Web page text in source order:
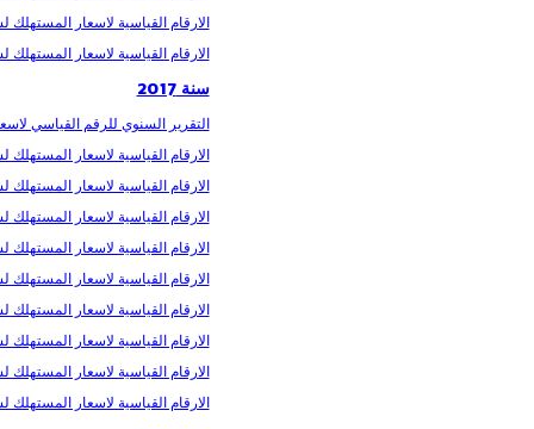
الارقام القياسية لاسعار المستهلك
الارقام القياسية لاسعار المستهلك
سنة 2017
التقرير السنوي للرقم القياسي
الارقام القياسية لاسعار المستهلك
الارقام القياسية لاسعار المستهلك
الارقام القياسية لاسعار المستهلك
الارقام القياسية لاسعار المستهلك
الارقام القياسية لاسعار المستهلك
الارقام القياسية لاسعار المستهلك
الارقام القياسية لاسعار المستهلك
الارقام القياسية لاسعار المستهلك
الارقام القياسية لاسعار المستهلك